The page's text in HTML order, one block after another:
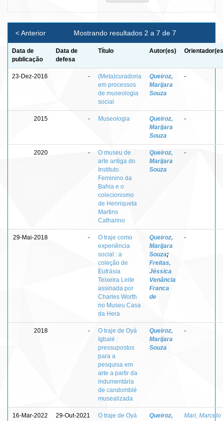
Mostrando resultados 2 a 7 de 7
< Anterior
Data de
publicação
Data de
defesa
Título Autor(es)
23-Dez-2016 -
(Meta)curadoria
em processos
de museologia
social
Queiroz,
Marijara
Souza
-
2015 - Museologia
Queiroz,
Marijara
Souza
-
2020 -
O museu de
arte antiga do
Instituto
Feminino da
Bahia e o
colecionismo
de Henriqueta
Martins
Catharino
Queiroz,
Marijara
Souza
-
29-Mai-2018 -
O traje como
experiência
social : a
coleção de
Eufrásia
Teixeira Leite
assinada por
Charles Worth
no Museu Casa
da Hera
Queiroz,
Marijara
Souza;
Freitas,
Jéssica
Venância
Franca
de
-
2018 -
O traje de Oyá
Igbalé :
pressupostos
para a
pesquisa em
arte a partir da
indumentária
de candomblé
musealizada
Queiroz,
Marijara
Souza
-
16-Mar-2022 29-Out-2021
O traje de Oyá
Queiroz,
Mari, Marcelo